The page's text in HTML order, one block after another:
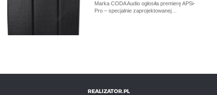
Marka CODA Audio ogłosiła premierę APSi-
Pro – specjalnie zaprojektowanej…
REALIZATOR.PL